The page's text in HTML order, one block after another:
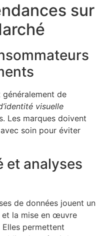
sur
généralement de
visuelle
Les marques doivent
soin pour éviter
et analyses
de données jouent un
la mise en œuvre
Elles permettent